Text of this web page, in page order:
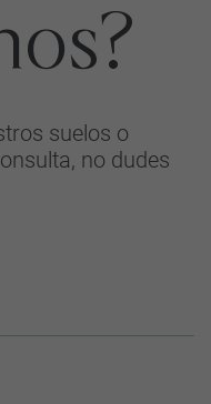
suelos o
no dudes